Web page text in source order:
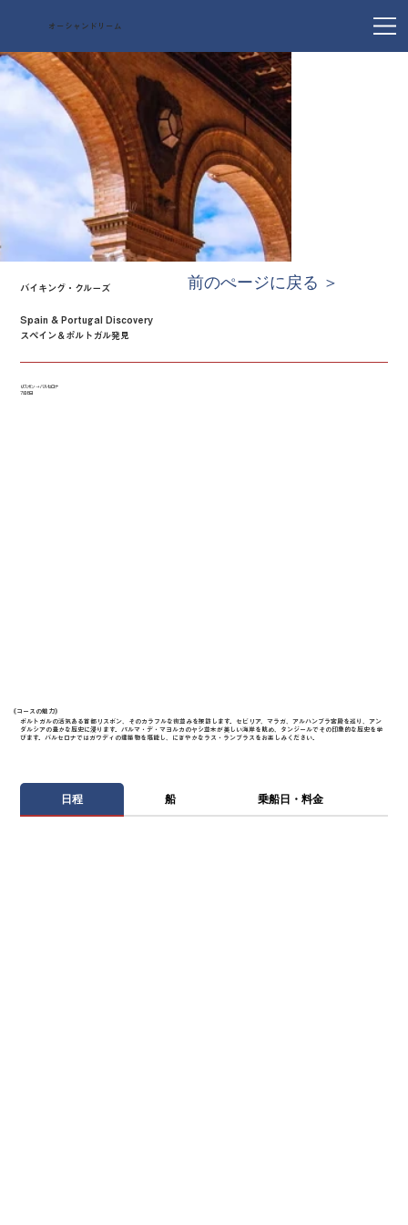
オーシャンドリーム
《​コースの魅力》
ポルトガルの活気ある首都リスボン、そのカラフルな街並みを探訪します。セビリア、マラガ、アルハンブラ宮殿を巡り、アン
ダルシアの豊かな歴史に浸ります。パルマ・デ・マヨルカのヤシ並木が美しい海岸を眺め、タンジールでその印象的な歴史を学
びます。バルセロナではガウディの建築物を堪能し、にぎやかなラス・ランブラスをお楽しみください。
日程 船 乗船日・料金
バイキング・クルーズ
Spain & Portugal Discovery
スペイン＆ポルトガル発見
リスボン → バルセロナ
7泊8日
前のぺージに戻る ＞